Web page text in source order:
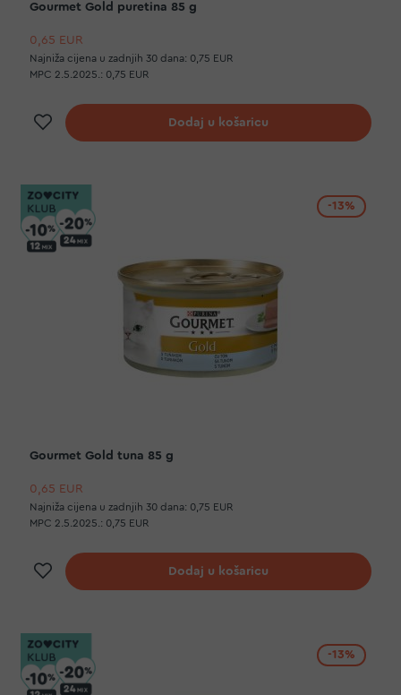
Gourmet Gold puretina 85 g
0,65 EUR
Najniža cijena u zadnjih 30 dana: 0,75 EUR
MPC 2.5.2025.: 0,75 EUR
Dodaj na listu želja
Dodaj u košaricu
-13%
Gourmet Gold tuna 85 g
0,65 EUR
Najniža cijena u zadnjih 30 dana: 0,75 EUR
MPC 2.5.2025.: 0,75 EUR
Dodaj na listu želja
Dodaj u košaricu
-13%